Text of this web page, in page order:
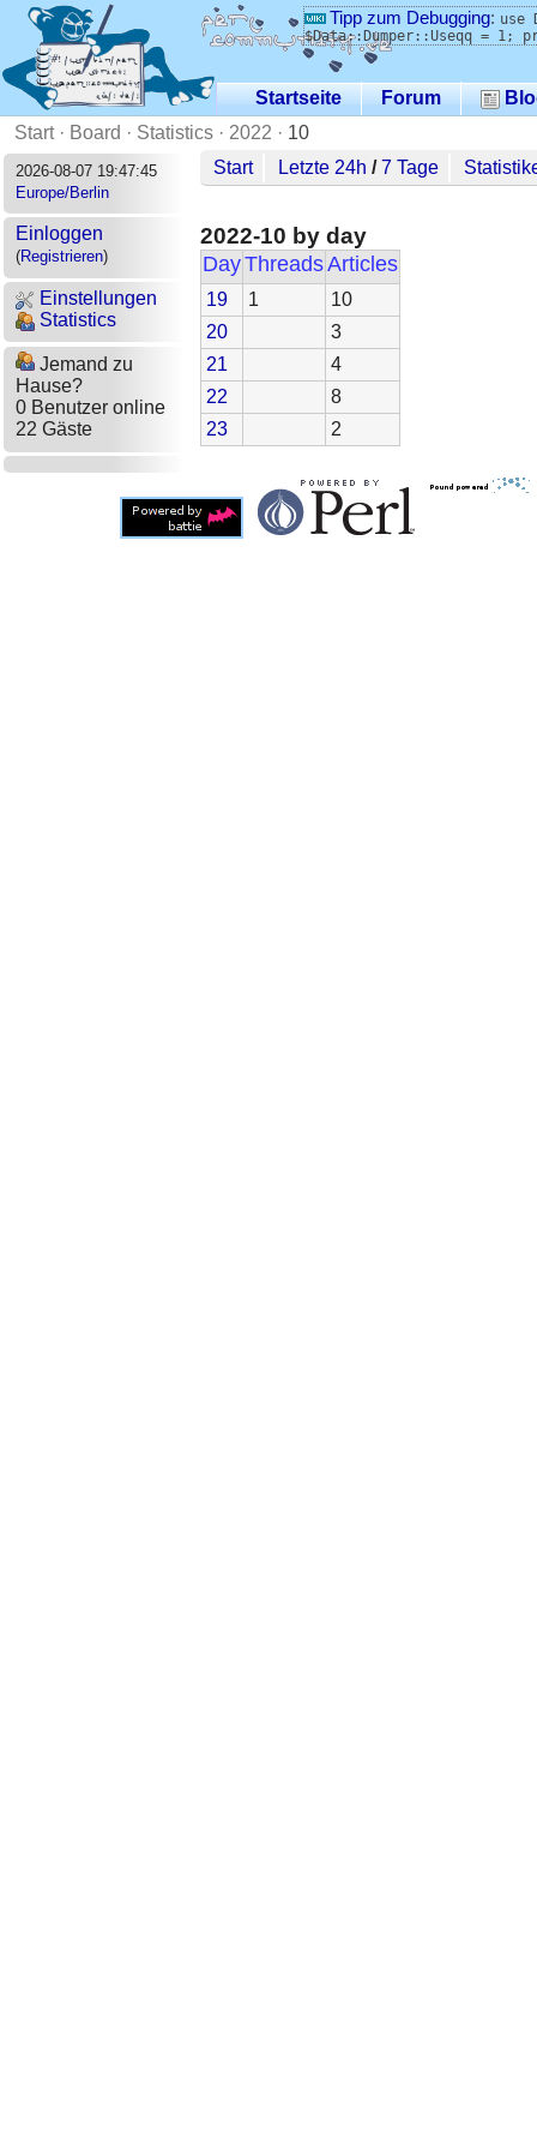
Tipp zum Debugging: use
$Data::Dumper::Useqq = 1;
Startseite Forum
Start· Board · Statistics · 2022 · 10
2026-08-07 19:47:45
Europe/Berlin
Einloggen
(Registrieren)
Einstellungen
Statistics
Jemand zu
Hause?
0 Benutzer online
22 Gäste
Start Letzte 24h /7 Tage
2022-10 by day
DayThreadsArticles
19 1
10
20
3
21
4
22
8
23
2